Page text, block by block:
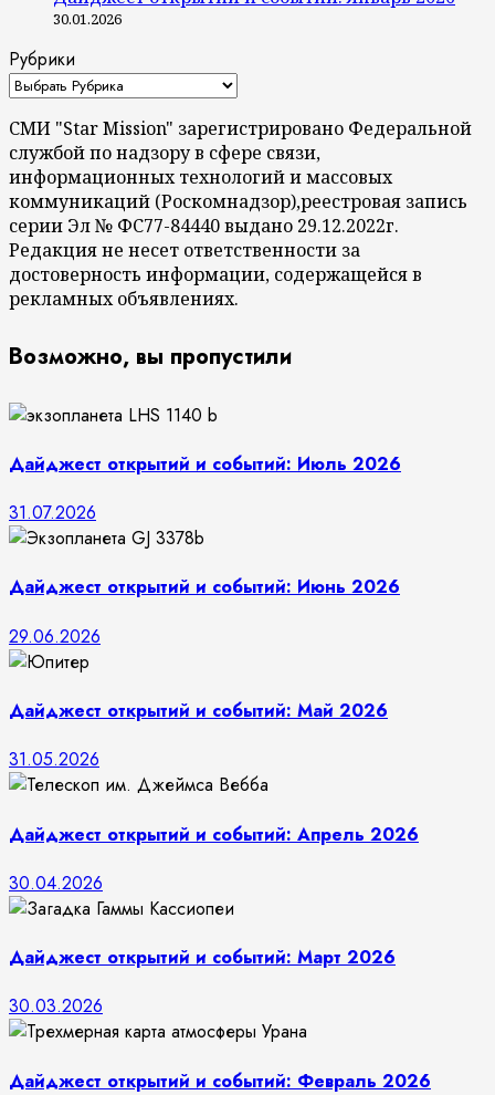
30.01.2026
Рубрики
СМИ "Star Mission" зарегистрировано Федеральной
службой по надзору в сфере связи,
информационных технологий и массовых
коммуникаций (Роскомнадзор),реестровая запись
серии Эл № ФС77-84440 выдано 29.12.2022г.
Редакция не несет ответственности за
достоверность информации, содержащейся в
рекламных объявлениях.
Возможно, вы пропустили
Дайджест открытий и событий: Июль 2026
31.07.2026
Дайджест открытий и событий: Июнь 2026
29.06.2026
Дайджест открытий и событий: Май 2026
31.05.2026
Дайджест открытий и событий: Апрель 2026
30.04.2026
Дайджест открытий и событий: Март 2026
30.03.2026
Дайджест открытий и событий: Февраль 2026